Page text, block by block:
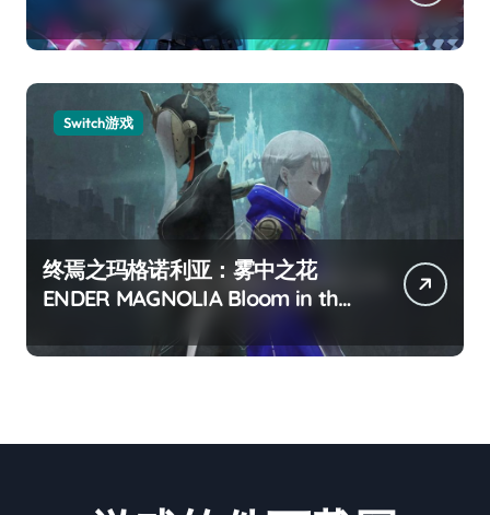
Switch游戏
终焉之玛格诺利亚：雾中之花
ENDER MAGNOLIA Bloom in the